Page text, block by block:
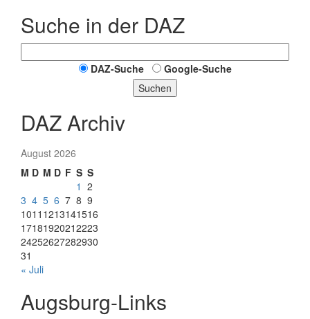
Suche in der DAZ
DAZ-Suche
Google-Suche
Suchen
DAZ Archiv
August 2026
M D M D F S S
1 2
3 4 5 6 7 8 9
1011 1213141516
17181920212223
24252627282930
31
« Juli
Augsburg-Links